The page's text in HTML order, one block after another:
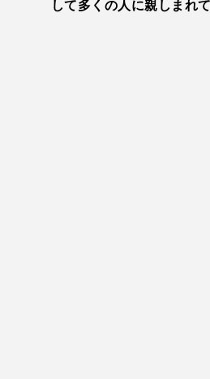
して多くの人に親しまれ